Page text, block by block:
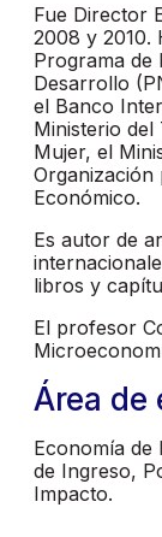
Fue Director
2008 y 2010.
Programa de
Desarrollo
el Banco
Ministerio del
Mujer, el
Económico.
Es autor de
libros y
El profesor
Área de
Economía de
de Ingreso,
Impacto.